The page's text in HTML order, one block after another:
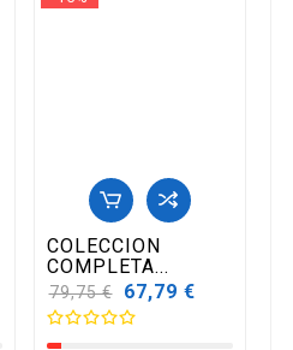
COLECCION
COMPLETA...
Precio
base
79,75 € 67,79 €